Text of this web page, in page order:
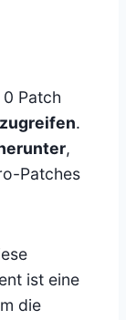
Patch
.
,
Patches
ist eine
die